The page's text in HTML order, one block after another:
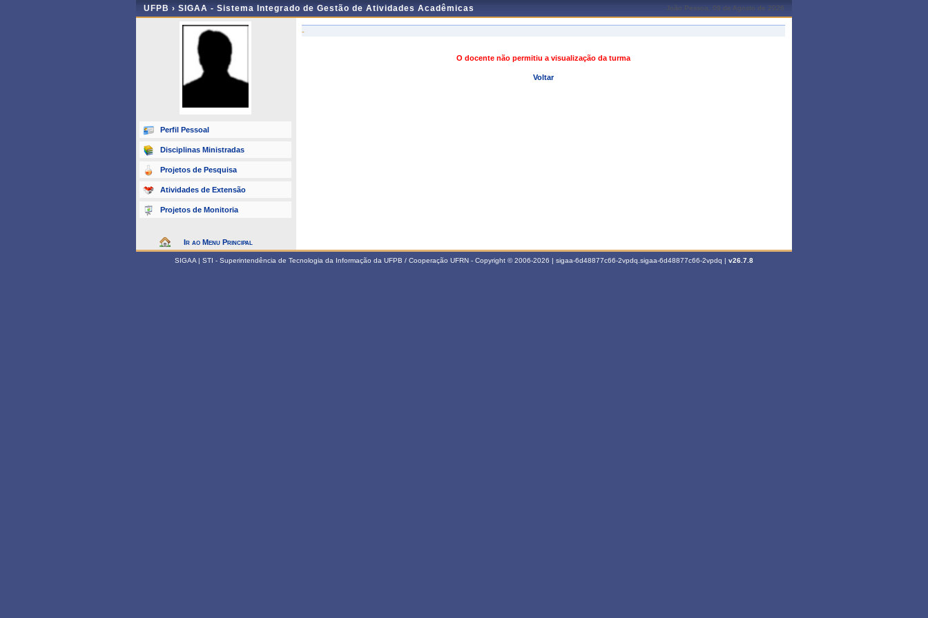
UFPB › SIGAA - Sistema Integrado de Gestão de Atividades Acadêmicas João Pessoa, 09 de Agosto de 2026
Perfil Pessoal
Disciplinas Ministradas
Projetos de Pesquisa
Atividades de Extensão
Projetos de Monitoria
Ir ao Menu Principal
-
O docente não permitiu a visualização da turma
Voltar
SIGAA | STI - Superintendência de Tecnologia da Informação da UFPB / Cooperação UFRN - Copyright © 2006-2026 | sigaa-6d48877c66-2vpdq.sigaa-6d48877c66-2vpdq | v26.7.8